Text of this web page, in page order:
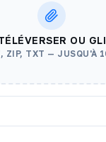
OU
ZIP, TXT — JUSQU'À